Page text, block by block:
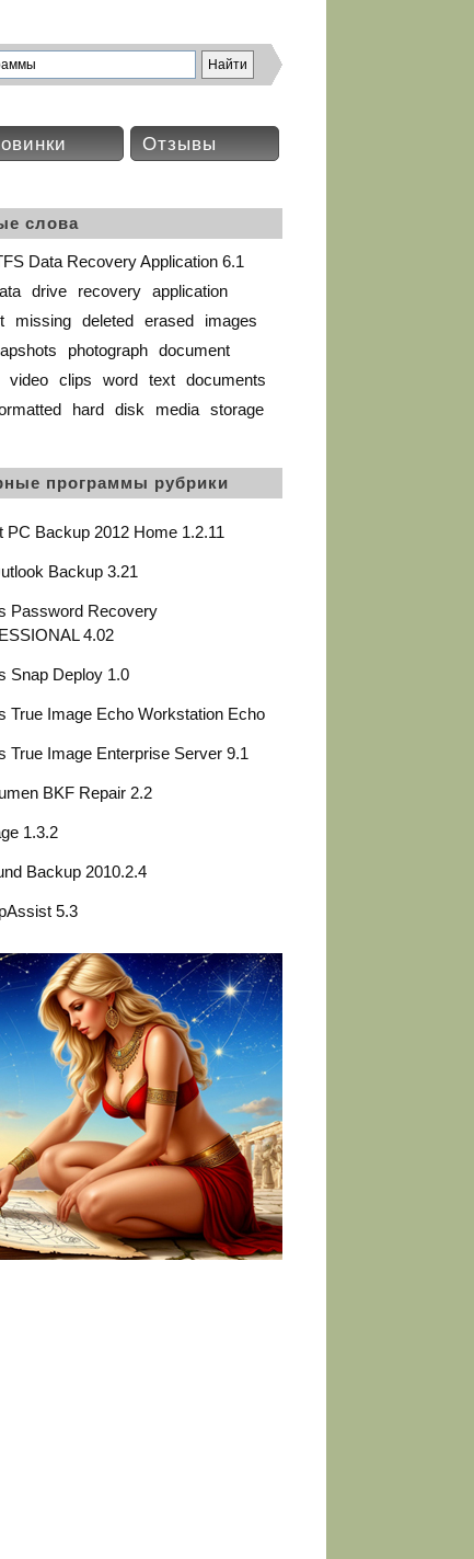
Отзывы
слова
Data Recovery Application 6.1
drive recovery application
missing deleted erased
images
photograph document
video clips word text documents
hard disk media storage
программы рубрики
PC Backup 2012 Home 1.2.11
Backup 3.21
Password Recovery
4.02
Snap Deploy 1.0
True Image Echo Workstation Echo
True Image Enterprise Server 9.1
BKF Repair 2.2
1.3.2
Backup 2010.2.4
5.3